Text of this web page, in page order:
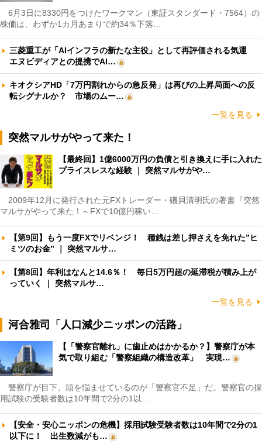
6月3日に8330円をつけたワークマン（東証スタンダード・7564）の
株価は、わずか1カ月あまりで約34％下落…
三菱重工が「AIインフラの新たな主役」として再評価される気運
エヌビディアとの提携でAI…
キオクシアHD「7万円割れからの急反発」は再びの上昇局面への反
転シグナルか？ 市場のムー…
一覧を見る
突然マルサがやって来た！
【最終回】1億6000万円の負債と引き換えに手に入れた
プライスレスな経験 ｜ 突然マルサがや…
2009年12月に発行された元FXトレーダー・磯貝清明氏の著書『突然
マルサがやって来た！～FXで10億円稼い…
【第9回】もう一度FXでリベンジ！ 種銭は差し押さえを免れた”ヒ
ミツのお金” ｜ 突然マルサ…
【第8回】年利はなんと14.6％！ 毎日5万円超の延滞税が積み上が
っていく ｜ 突然マルサ…
一覧を見る
河合雅司「人口減少ニッポンの活路」
【「警察官離れ」に歯止めはかかるか？】警察庁が本
気で取り組む「警察組織の構造改革」 実現…
警察庁が目下、頭を悩ませているのが「警察官不足」だ。警察官の採
用試験の受験者数は10年間で2分の1以…
【安全・安心ニッポンの危機】採用試験受験者数は10年間で2分の1
以下に！ 出生数減がも…